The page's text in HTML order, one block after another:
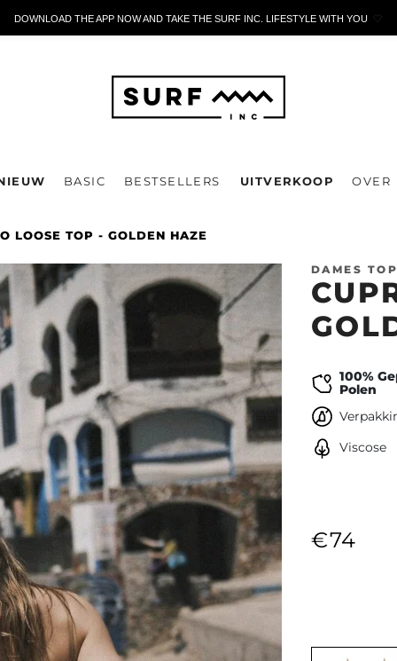
DOWNLOAD THE APP NOW AND TAKE THE SURF INC. LIFESTYLE WITH YOU 🤍
BASIC BESTSELLERS UITVERKOOP OVER
LOOSE TOP - GOLDEN HAZE
DAMES TOP
100%
Polen
Viscose
€74